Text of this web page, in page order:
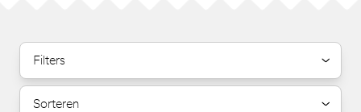
Filters
Sorteren